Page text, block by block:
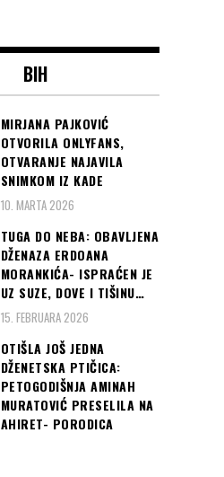
BIH
MIRJANA PAJKOVIĆ
OTVORILA ONLYFANS,
OTVARANJE NAJAVILA
SNIMKOM IZ KADE
10. MARTA 2026
TUGA DO NEBA: OBAVLJENA
DŽENAZA ERDOANA
MORANKIĆA- ISPRAĆEN JE
UZ SUZE, DOVE I TIŠINU…
15. FEBRUARA 2026
OTIŠLA JOŠ JEDNA
DŽENETSKA PTIČICA:
PETOGODIŠNJA AMINAH
MURATOVIĆ PRESELILA NA
AHIRET- PORODICA